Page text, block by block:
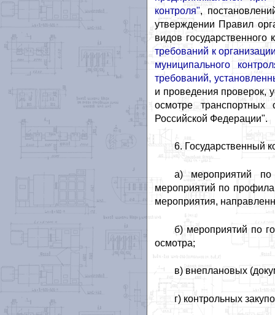
контроля",
утверждении Правил
видов
требований к
муниципального
требований,
и проведения проверок,
осмотре
Российской Федерации".
6. Государственный
а) мероприятий по
мероприятий по
мероприятия,
б) мероприятий по
осмотра;
в) внеплановых
г) контрольных